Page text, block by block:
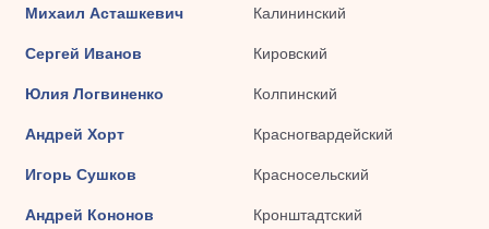
Михаил Асташкевич Калининский
Сергей Иванов Кировский
Юлия Логвиненко Колпинский
Андрей Хорт Красногвардейский
Игорь Сушков Красносельский
Андрей Кононов Кронштадтский